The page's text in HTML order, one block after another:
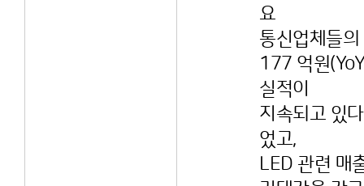
요
통신업체들
177 억원
실적이
지속되고 있
었고,
LED 관련 매